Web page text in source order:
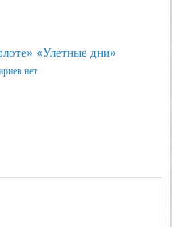
«Улетные дни»
нет